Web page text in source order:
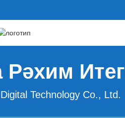
Рәхим
Technology Co., Ltd.